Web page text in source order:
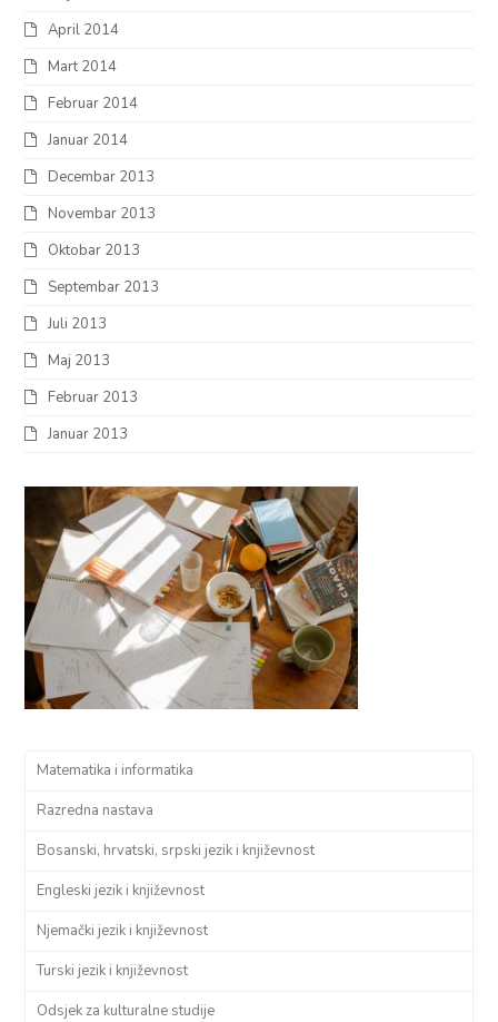
April 2014
Mart 2014
Februar 2014
Januar 2014
Decembar 2013
Novembar 2013
Oktobar 2013
Septembar 2013
Juli 2013
Maj 2013
Februar 2013
Januar 2013
Matematika i informatika
Razredna nastava
Bosanski, hrvatski, srpski jezik i književnost
Engleski jezik i književnost
Njemački jezik i književnost
Turski jezik i književnost
Odsjek za kulturalne studije